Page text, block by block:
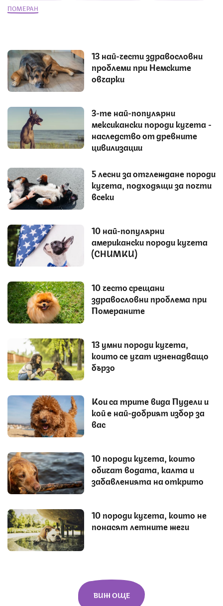
ПОМЕРАН
13 най-чести здравословни
проблеми при Немските
овчарки
3-те най-популярни
мексикански породи кучета -
наследство от древните
цивилизации
5 лесни за отглеждане породи
кучета, подходящи за почти
всеки
10 най-популярни
американски породи кучета
(СНИМКИ)
10 често срещани
здравословни проблема при
Помераните
13 умни породи кучета,
които се учат изненадващо
бързо
Кои са трите вида Пудели и
кой е най-добрият избор за
вас
10 породи кучета, които
обичат водата, калта и
забавленията на открито
10 породи кучета, които не
понасят летните жеги
ВИЖ ОЩЕ